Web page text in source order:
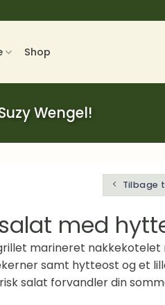
Shop
Wengel!
Tilbage
med
marineret nakkekotelet
samt hytteost og et
salat forvandler din